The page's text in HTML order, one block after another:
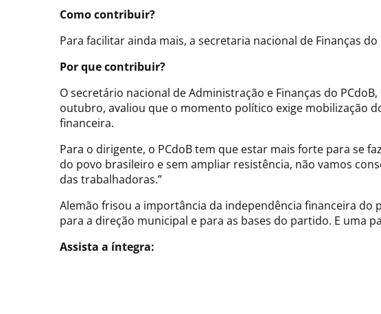
Como contribuir?
Para facilitar ainda mais, a secretaria nacional de Finanças
Por que contribuir?
O secretário nacional de Administração e Finanças do
outubro, avaliou que o momento político exige mobilização
financeira.
Para o dirigente, o PCdoB tem que estar mais forte para se
do povo brasileiro e sem ampliar resistência, não vamos
das trabalhadoras.”
Alemão frisou a importância da independência financeira
para a direção municipal e para as bases do partido. E uma
Assista a íntegra: